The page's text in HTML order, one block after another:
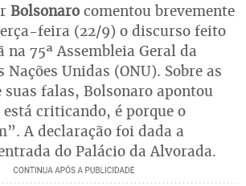
Bolsonaro comentou brevemente
feira (22/9) o discurso feito
na 75ª Assembleia Geral da
Nações Unidas (ONU). Sobre as
suas falas, Bolsonaro apontou
criticando, é porque o
A declaração foi dada a
do Palácio da Alvorada.